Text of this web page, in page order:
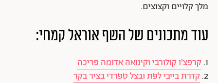
מלך קלויים וקצוצים.
עוד מתכונים של השף אוראל קמחי:
1. קרפצ'ו קולורבי וקינואה אדומה פריכה
2. קדרת בייבי לפת ובצל ספרדי בציר בקר